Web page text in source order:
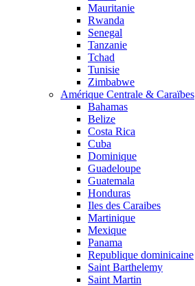
Mauritanie
Rwanda
Senegal
Tanzanie
Tchad
Tunisie
Zimbabwe
Amérique Centrale & Caraïbes
Bahamas
Belize
Costa Rica
Cuba
Dominique
Guadeloupe
Guatemala
Honduras
Iles des Caraibes
Martinique
Mexique
Panama
Republique dominicaine
Saint Barthelemy
Saint Martin